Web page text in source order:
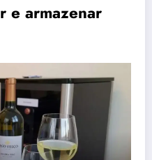
e armazenar